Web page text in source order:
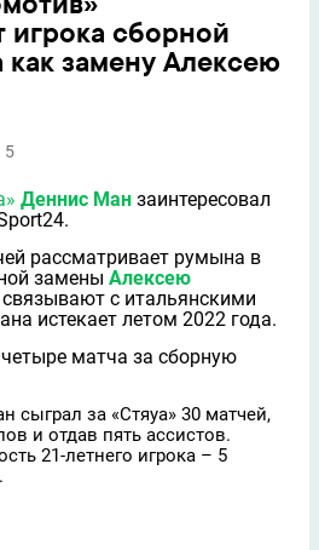
игрока сборной
замену Алексею
5
Деннис Ман заинтересовал
рассматривает румына в
замены Алексею
связывают с итальянскими
истекает летом 2022 года.
матча за сборную
сыграл за «Стяуа» 30 матчей,
и отдав пять ассистов.
21-летнего игрока – 5